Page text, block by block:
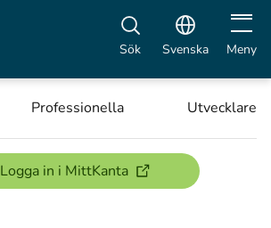
Sök Svenska Öppna
Meny
Professionella Utvecklare
Logga in i MittKanta(öppnas i ett nytt